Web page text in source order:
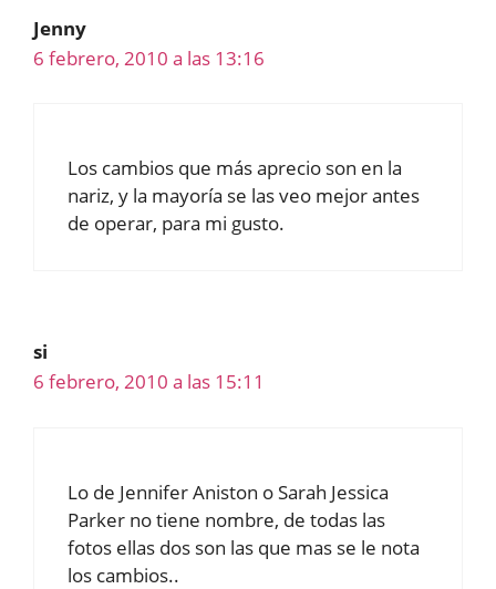
Jenny
6 febrero, 2010 a las 13:16
Los cambios que más aprecio son en la
nariz, y la mayoría se las veo mejor antes
de operar, para mi gusto.
si
6 febrero, 2010 a las 15:11
Lo de Jennifer Aniston o Sarah Jessica
Parker no tiene nombre, de todas las
fotos ellas dos son las que mas se le nota
los cambios..